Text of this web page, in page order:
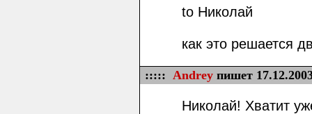
to Николай
как это решается
::::: Andrey пишет
Николай! Хватит